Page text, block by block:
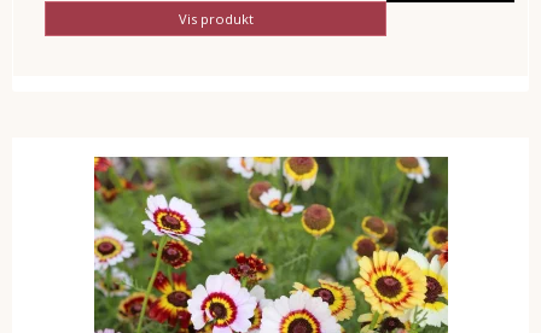
Vis produkt